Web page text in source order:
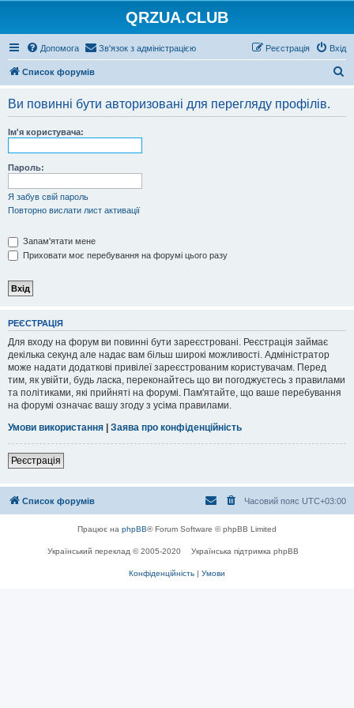
QRZUA.CLUB
Допомога Зв'язок з адміністрацією Вхід
Реєстрація
Список форумів
Ви повинні бути авторизовані для перегляду профілів.
Ім'я користувача:
Пароль:
Я забув свій пароль
Повторно вислати лист активації
Запам'ятати мене
Приховати моє перебування на форумі цього разу
РЕЄСТРАЦІЯ
Для входу на форум ви повинні бути зареєстровані. Реєстрація займає
декілька секунд але надає вам більш широкі можливості. Адміністратор
може надати додаткові привілеї зареєстрованим користувачам. Перед
тим, як увійти, будь ласка, переконайтесь що ви погоджуєтесь з правилами
та політиками, які прийняті на форумі. Пам'ятайте, що ваше перебування
на форумі означає вашу згоду з усіма правилами.
Умови використання | Заява про конфіденційність
Реєстрація
Список форумів Часовий пояс UTC+03:00
Працює на phpBB® Forum Software © phpBB Limited
Український переклад © 2005-2020 Українська підтримка phpBB
Конфіденційність | Умови